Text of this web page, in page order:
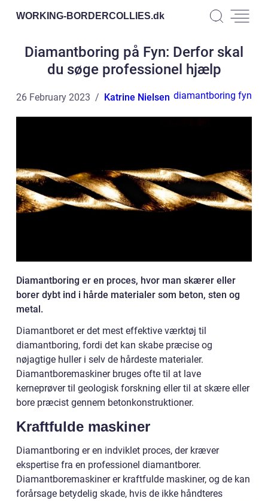
WORKING-BORDERCOLLIES.dk
Diamantboring på Fyn: Derfor skal
du søge professionel hjælp
26 February 2023 Katrine Nielsen diamantboring fyn
Diamantboring er en proces, hvor man skærer eller
borer dybt ind i hårde materialer som beton, sten og
metal.
Diamantboret er det mest effektive værktøj til
diamantboring, fordi det kan skabe præcise og
nøjagtige huller i selv de hårdeste materialer.
Diamantboremaskiner bruges ofte til at lave
kerneprøver til geologisk forskning eller til at skære eller
bore præcist gennem betonkonstruktioner.
Kraftfulde maskiner
Diamantboring er en indviklet proces, der kræver
ekspertise fra en professionel diamantborer.
Diamantboremaskiner er kraftfulde maskiner, og de kan
forårsage betydelig skade, hvis de ikke håndteres